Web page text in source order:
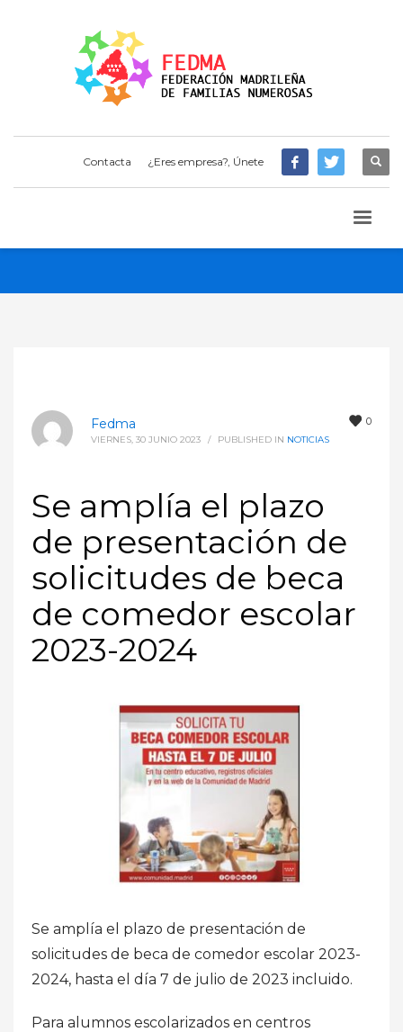
Contacta ¿Eres empresa?, Únete
0
Fedma
VIERNES, 30 JUNIO 2023 / PUBLISHED IN NOTICIAS
Se amplía el plazo
de presentación de
solicitudes de beca
de comedor escolar
2023-2024
Se amplía el plazo de presentación de
solicitudes de beca de comedor escolar 2023-
2024, hasta el día 7 de julio de 2023 incluido.
Para alumnos escolarizados en centros